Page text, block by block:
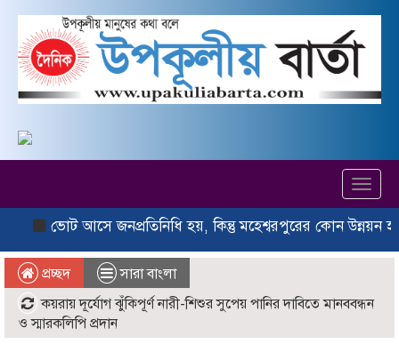
ভোট আসে জনপ্রতিনিধি হয়, কিন্তু মহেশ্বরপুরের কোন উন্নয়ন হয়না
প্রচ্ছদ
সারা বাংলা
কয়রায় দূর্যোগ ঝুঁকিপূর্ণ নারী-শিশুর সুপেয় পানির দাবিতে মানববন্ধন
ও স্মারকলিপি প্রদান